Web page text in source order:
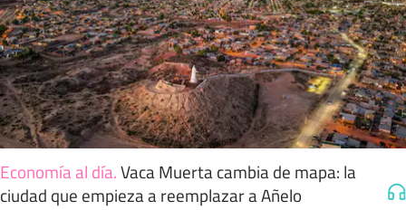
Economía al día.Vaca Muerta cambia de mapa: la
ciudad que empieza a reemplazar a Añelo